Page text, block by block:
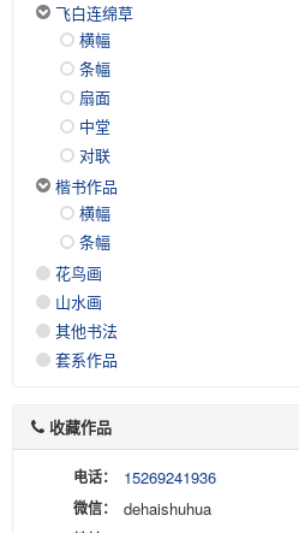
飞白连绵草
横幅
条幅
扇面
中堂
对联
楷书作品
横幅
条幅
花鸟画
山水画
其他书法
套系作品
收藏作品
电话： 15269241936
微信： dehaishuhua